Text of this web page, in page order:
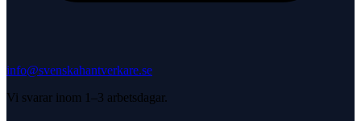
info@svenskahantverkare.se
Vi svarar inom 1–3 arbetsdagar.